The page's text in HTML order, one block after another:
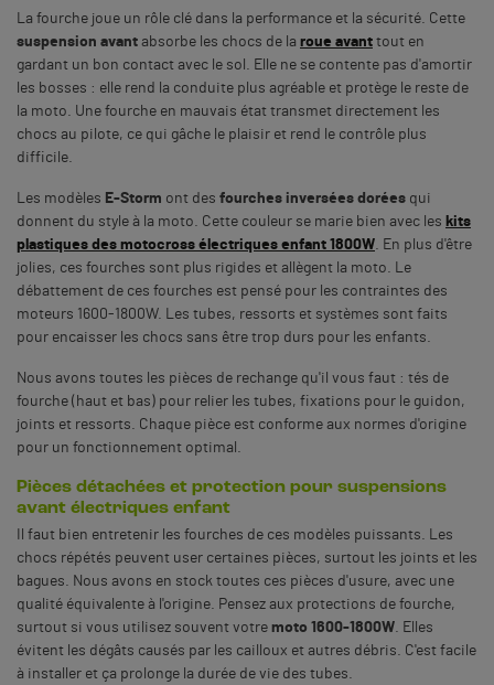
La fourche joue un rôle clé dans la performance et la sécurité. Cette
suspension avant absorbe les chocs de la roue avant tout en
gardant un bon contact avec le sol. Elle ne se contente pas d'amortir
les bosses : elle rend la conduite plus agréable et protège le reste de
la moto. Une fourche en mauvais état transmet directement les
chocs au pilote, ce qui gâche le plaisir et rend le contrôle plus
difficile.
Les modèles E-Storm ont des fourches inversées dorées qui
donnent du style à la moto. Cette couleur se marie bien avec les kits
plastiques des motocross électriques enfant 1800W . En plus d'être
jolies, ces fourches sont plus rigides et allègent la moto. Le
débattement de ces fourches est pensé pour les contraintes des
moteurs 1600-1800W. Les tubes, ressorts et systèmes sont faits
pour encaisser les chocs sans être trop durs pour les enfants.
Nous avons toutes les pièces de rechange qu'il vous faut : tés de
fourche (haut et bas) pour relier les tubes, fixations pour le guidon,
joints et ressorts. Chaque pièce est conforme aux normes d'origine
pour un fonctionnement optimal.
Pièces détachées et protection pour suspensions
avant électriques enfant
Il faut bien entretenir les fourches de ces modèles puissants. Les
chocs répétés peuvent user certaines pièces, surtout les joints et les
bagues. Nous avons en stock toutes ces pièces d'usure, avec une
qualité équivalente à l'origine. Pensez aux protections de fourche,
surtout si vous utilisez souvent votre moto 1600-1800W . Elles
évitent les dégâts causés par les cailloux et autres débris. C'est facile
à installer et ça prolonge la durée de vie des tubes.